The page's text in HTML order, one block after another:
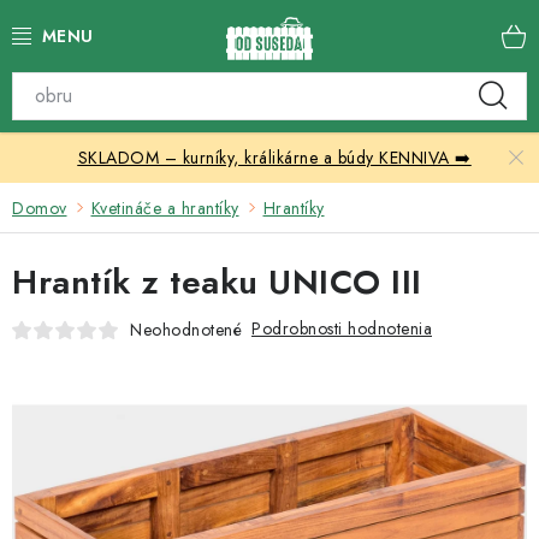
na
Katalóg produktov
Skleníky
Nábytok
Chovateľské potreby
Kontakty
SKLADOM – kurníky, králikárne a búdy KENNIVA ➡️
Domov Kvetináče a hrantíky Hrantíky
Hrantík z teaku UNICO III
Neohodnotené Podrobnosti hodnotenia